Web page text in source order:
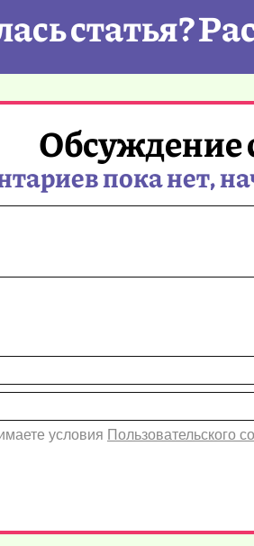
статья?
Обсуждение
пока нет,
условия Пользовательского